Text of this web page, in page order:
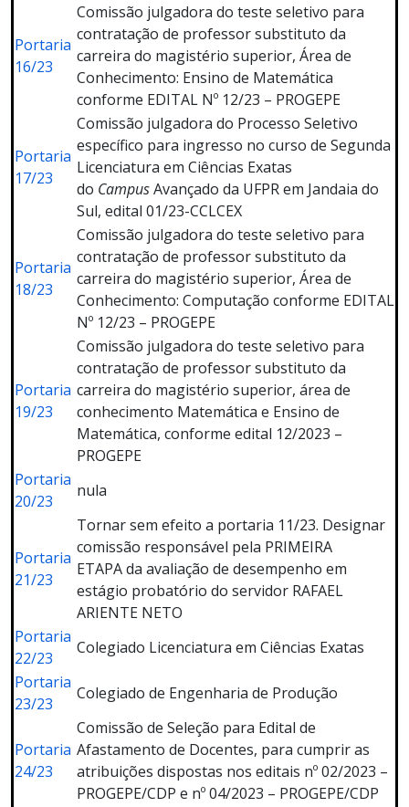
Portaria
16/23
Comissão julgadora do teste seletivo para
contratação de professor substituto da
carreira do magistério superior, Área de
Conhecimento: Ensino de Matemática
conforme EDITAL Nº 12/23 – PROGEPE
Portaria
17/23
Comissão julgadora do Processo Seletivo
específico para ingresso no curso de Segunda
Licenciatura em Ciências Exatas
do CampusAvançado da UFPR em Jandaia do
Sul, edital 01/23-CCLCEX
Portaria
18/23
Comissão julgadora do teste seletivo para
contratação de professor substituto da
carreira do magistério superior, Área de
Conhecimento: Computação conforme EDITAL
Nº 12/23 – PROGEPE
Portaria
19/23
Comissão julgadora do teste seletivo para
contratação de professor substituto da
carreira do magistério superior, área de
conhecimento Matemática e Ensino de
Matemática, conforme edital 12/2023 –
PROGEPE
Portaria
20/23
nula
Portaria
21/23
Tornar sem efeito a portaria 11/23. Designar
comissão responsável pela PRIMEIRA
ETAPA da avaliação de desempenho em
estágio probatório do servidor RAFAEL
ARIENTE NETO
Portaria
22/23
Colegiado Licenciatura em Ciências Exatas
Portaria
23/23
Colegiado de Engenharia de Produção
Portaria
24/23
Comissão de Seleção para Edital de
Afastamento de Docentes, para cumprir as
atribuições dispostas nos editais nº 02/2023 –
PROGEPE/CDP e nº 04/2023 – PROGEPE/CDP